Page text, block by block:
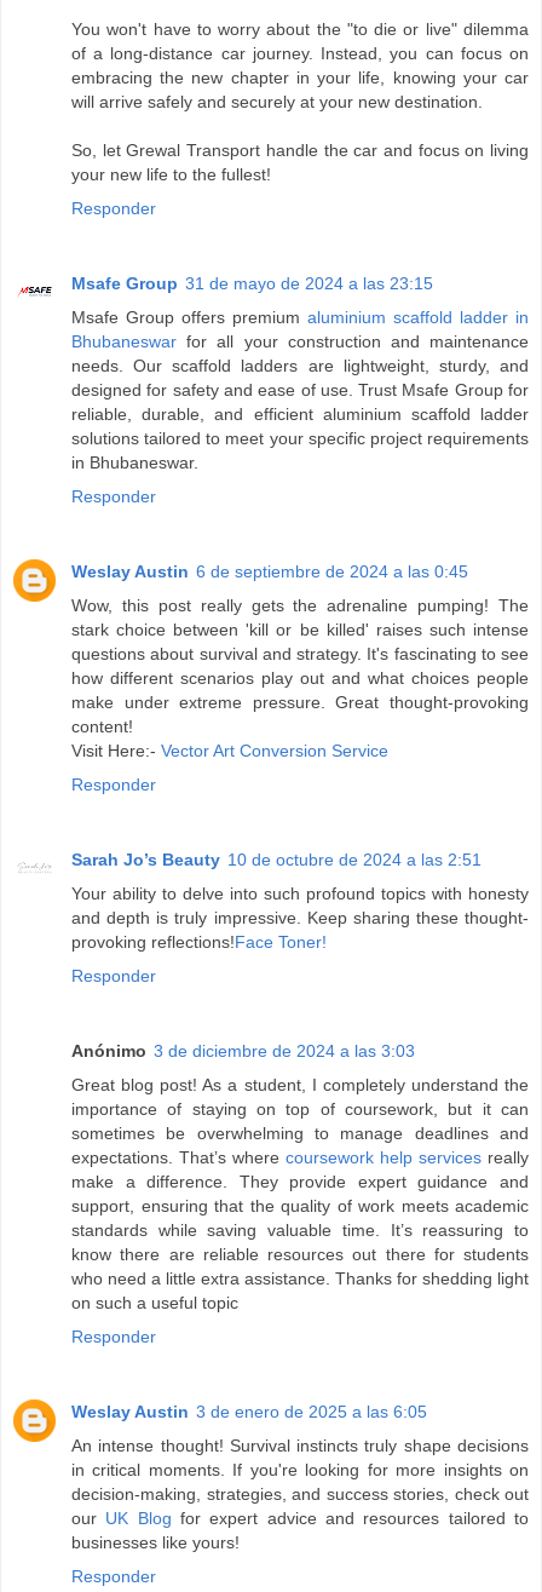
You won't have to worry about the "to die or live" dilemma
of a long-distance car journey. Instead, you can focus on
embracing the new chapter in your life, knowing your car
will arrive safely and securely at your new destination.
So, let Grewal Transport handle the car and focus on living
your new life to the fullest!
Responder
Msafe Group 31 de mayo de 2024 a las 23:15
Msafe Group offers premium aluminium scaffold ladder in
Bhubaneswar for all your construction and maintenance
needs. Our scaffold ladders are lightweight, sturdy, and
designed for safety and ease of use. Trust Msafe Group for
reliable, durable, and efficient aluminium scaffold ladder
solutions tailored to meet your specific project requirements
in Bhubaneswar.
Responder
Weslay Austin 6 de septiembre de 2024 a las 0:45
Wow, this post really gets the adrenaline pumping! The
stark choice between 'kill or be killed' raises such intense
questions about survival and strategy. It's fascinating to see
how different scenarios play out and what choices people
make under extreme pressure. Great thought-provoking
content!
Visit Here:- Vector Art Conversion Service
Responder
Sarah Jo’s Beauty 10 de octubre de 2024 a las 2:51
Your ability to delve into such profound topics with honesty
and depth is truly impressive. Keep sharing these thought-
provoking reflections!Face Toner!
Responder
Anónimo 3 de diciembre de 2024 a las 3:03
Great blog post! As a student, I completely understand the
importance of staying on top of coursework, but it can
sometimes be overwhelming to manage deadlines and
expectations. That’s where coursework help services really
make a difference. They provide expert guidance and
support, ensuring that the quality of work meets academic
standards while saving valuable time. It’s reassuring to
know there are reliable resources out there for students
who need a little extra assistance. Thanks for shedding light
on such a useful topic
Responder
Weslay Austin 3 de enero de 2025 a las 6:05
An intense thought! Survival instincts truly shape decisions
in critical moments. If you're looking for more insights on
decision-making, strategies, and success stories, check out
our UK Blog for expert advice and resources tailored to
businesses like yours!
Responder